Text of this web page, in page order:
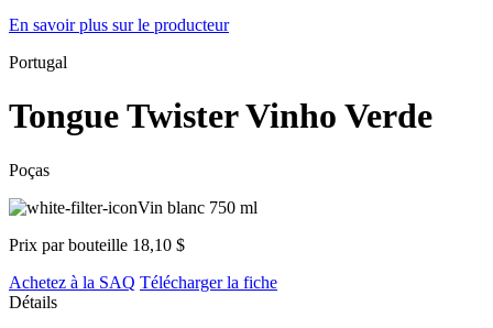
En savoir plus sur le producteur
Portugal
Tongue Twister Vinho Verde
Poças
Vin blanc 750 ml
Prix par bouteille 18,10 $
Achetez à la SAQ Télécharger la fiche
Détails